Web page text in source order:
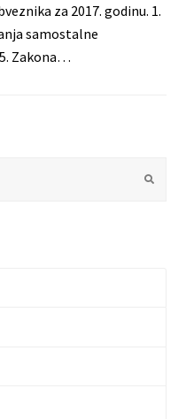
za 2017. godinu. 1.
samostalne
Zakona…
Submit